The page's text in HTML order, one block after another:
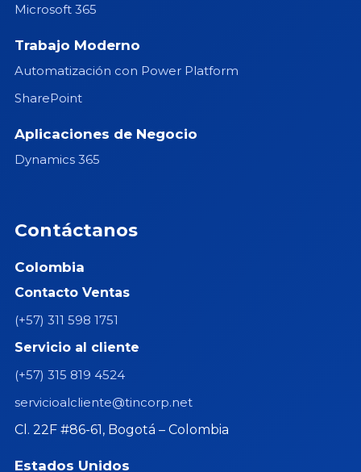
Microsoft 365
Trabajo Moderno
Automatización con Power Platform
SharePoint
Aplicaciones de Negocio
Dynamics 365
Contáctanos
Colombia
Contacto Ventas
(+57) 311 598 1751
Servicio al cliente
(+57) 315 819 4524
servicioalcliente@tincorp.net
Cl. 22F #86-61, Bogotá – Colombia
Estados Unidos